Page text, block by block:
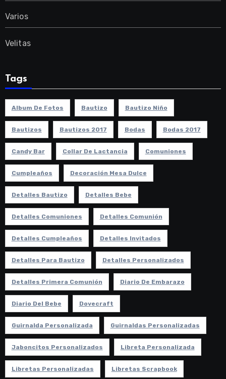
Varios
Velitas
Tags
Album De Fotos Bautizo Bautizo Niño
Bautizos Bautizos 2017 Bodas Bodas 2017
Candy Bar Collar De Lactancia Comuniones
Cumpleaños Decoración Mesa Dulce
Detalles Bautizo Detalles Bebe
Detalles Comuniones Detalles Comunión
Detalles Cumpleaños Detalles Invitados
Detalles Para Bautizo Detalles Personalizados
Detalles Primera Comunión Diario De Embarazo
Diario Del Bebe Dovecraft
Guirnalda Personalizada Guirnaldas Personalizadas
Jaboncitos Personalizados Libreta Personalizada
Libretas Personalizadas Libretas Scrapbook